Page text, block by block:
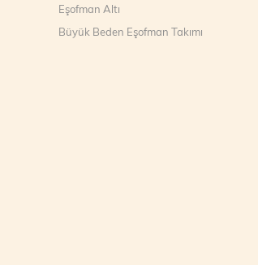
Eşofman Altı
Büyük Beden Eşofman Takımı